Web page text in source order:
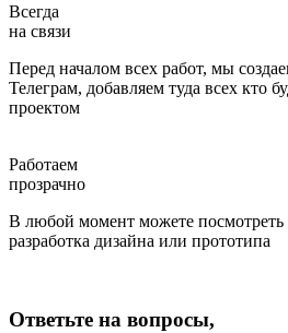
Всегда
на связи
Перед началом всех работ, мы
Телеграм, добавляем туда всех кто
проектом
Работаем
прозрачно
В любой момент можете посмотреть
разработка дизайна или прототипа
Ответьте на вопросы,